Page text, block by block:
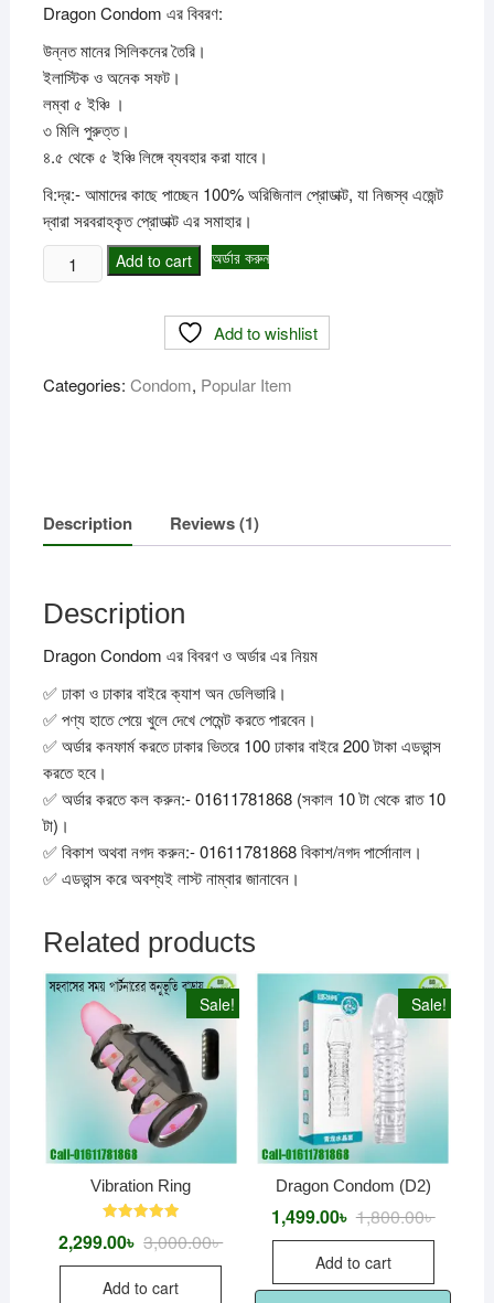
Dragon Condom এর বিবরণ:
উন্নত মানের সিলিকনের তৈরি।
ইলাস্টিক ও অনেক সফট।
লম্বা ৫ ইঞ্চি ।
৩ মিলি পুরুত্ত।
৪.৫ থেকে ৫ ইঞ্চি লিঙ্গে ব্যবহার করা যাবে।
বি:দ্র:- আমাদের কাছে পাচ্ছেন 100% অরিজিনাল প্রোডাক্ট, যা নিজস্ব এজেন্ট
দ্বারা সরবরাহকৃত প্রোডাক্ট এর সমাহার।
Dragon
Condom
Add to cart অর্ডার করুন
Add to wishlist
Categories: Condom, Popular Item
Description Reviews (1)
Description
Dragon Condom এর বিবরণ ও অর্ডার এর নিয়ম
✅ ঢাকা ও ঢাকার বাইরে ক্যাশ অন ডেলিভারি।
✅ পণ্য হাতে পেয়ে খুলে দেখে পেমেন্ট করতে পারবেন।
✅ অর্ডার কনফার্ম করতে ঢাকার ভিতরে 100 ঢাকার বাইরে 200 টাকা এডভান্স
করতে হবে।
✅ অর্ডার করতে কল করুন:- 01611781868 (সকাল 10 টা থেকে রাত 10
টা)।
✅ বিকাশ অথবা নগদ করুন:- 01611781868 বিকাশ/নগদ পার্সোনাল।
✅ এডভান্স করে অবশ্যই লাস্ট নাম্বার জানাবেন।
Related products
Sale!
Vibration Ring
5.003,000.00৳Original
3,000.00৳ .
2,299.00৳ Current
2,299.00৳ .
Add to cart
Sale!
Dragon Condom (D2)
1,800.00৳Original
1,499.00৳ Current
Add to cart